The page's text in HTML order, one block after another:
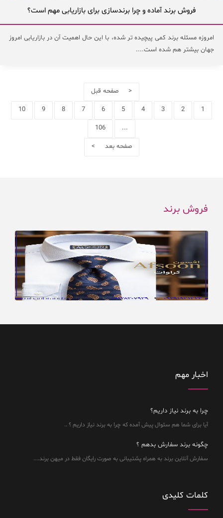
فروش برند آماده و چرا برندسازی برای بازاریابی مهم است؟
امروزه مسئله برند کمی پیچیده تر شده، با این حال اهمیت آن در بازاریابی امروز
جهان بیشتر هم شده است....
< صفحه قبل
1
2
3
4
5
6
7
8
9
10
...
106
صفحه بعد >
فروش برند
اخبار مهم
چرا به برند نیاز داریم؟
آیا برای شما هم سئوال پیش آمده که چرا به برند نیاز داریم ؟ ..
چگونه برند سفارش بدهم ؟
سفارش آنلاین برند به همراه پشتیبانی به صورت رایگان فقط در میهن برند....
کلمات کلیدی